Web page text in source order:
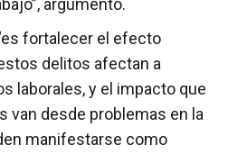
argumentó.
fortalecer el efecto
delitos afectan a
laborales, y el impacto que
van desde problemas en la
manifestarse como